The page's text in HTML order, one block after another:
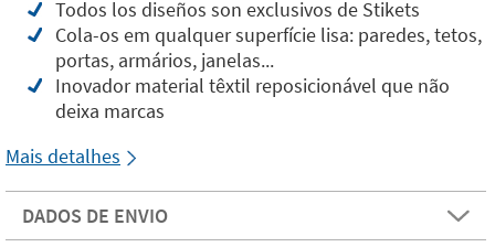
Todos los diseños son exclusivos de Stikets
Cola-os em qualquer superfície lisa: paredes, tetos,
portas, armários, janelas...
Inovador material têxtil reposicionável que não
deixa marcas
Mais detalhes
DADOS DE ENVIO